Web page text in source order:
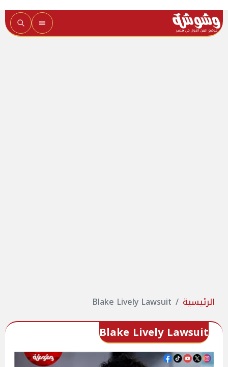
الرئيسية Blake Lively Lawsuit
Blake Lively Lawsuit